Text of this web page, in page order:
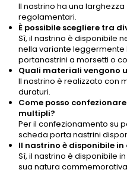
Il nastrino ha una
regolamentari.
È possibile scegliere tra
Sì, il nastrino è disponibile
nella variante
portanastrini a morsetti o
Quali materiali vengono
Il nastrino è realizzato con
duraturi.
Come posso
multipli?
Per il confezionamento su
scheda porta nastrini
Il nastrino è disponibile
Sì, il nastrino è disponibile
sua natura